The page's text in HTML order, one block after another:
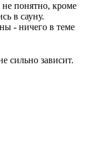
понятно, кроме
в сауну.
- ничего в теме
сильно зависит.